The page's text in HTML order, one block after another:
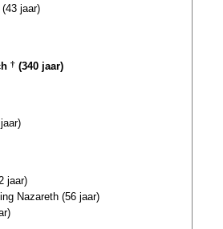
(43 jaar)
† (340 jaar)
jaar)
Nazareth (56 jaar)